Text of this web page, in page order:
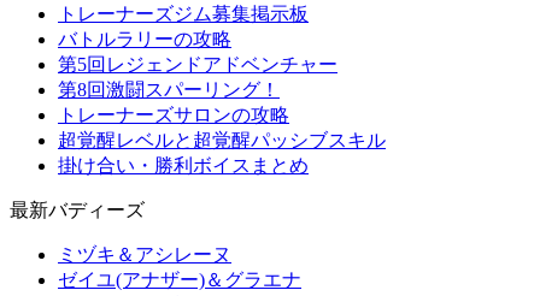
トレーナーズジム募集掲示板
バトルラリーの攻略
第5回レジェンドアドベンチャー
第8回激闘スパーリング！
トレーナーズサロンの攻略
超覚醒レベルと超覚醒パッシブスキル
掛け合い・勝利ボイスまとめ
最新バディーズ
ミヅキ＆アシレーヌ
ゼイユ(アナザー)＆グラエナ